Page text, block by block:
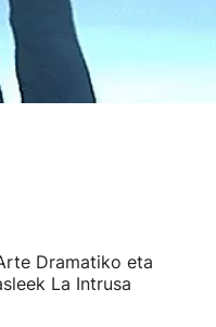
Dramatiko eta
La Intrusa